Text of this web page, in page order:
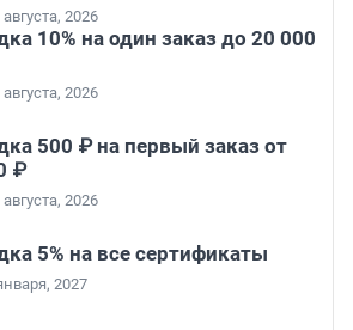
2026
10% на один заказ до 20 000
2026
500 ₽ на первый заказ от
₽
2026
5% на все сертификаты
2027